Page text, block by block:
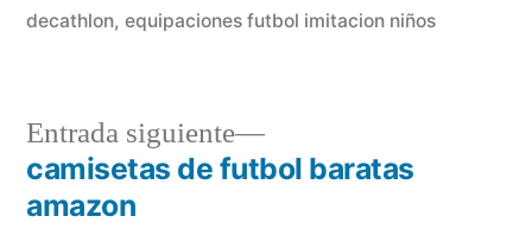
decathlon, equipaciones futbol imitacion niños
Navegación
Entrada siguiente
Entrada
siguiente:
camisetas de futbol baratas
amazon